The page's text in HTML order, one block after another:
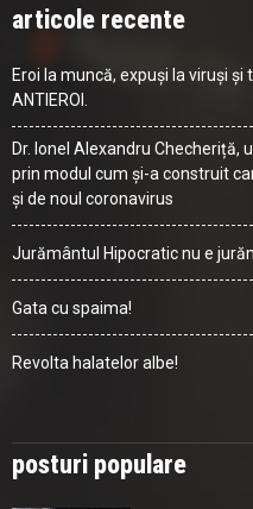
articole recente
Eroi la muncă, expuși la viruși
ANTIEROI.
Dr. Ionel Alexandru Checheriță,
prin modul cum și-a construit
și de noul coronavirus
Jurământul Hipocratic nu e
Gata cu spaima!
Revolta halatelor albe!
posturi populare